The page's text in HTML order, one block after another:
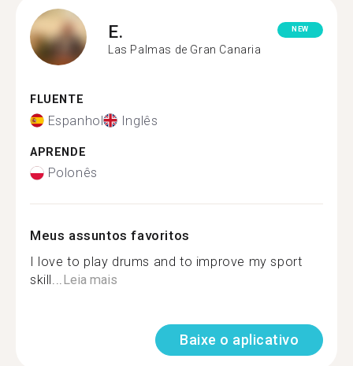
E.
Las Palmas de Gran Canaria
NEW
FLUENTE
Espanhol Inglês
APRENDE
Polonês
Meus assuntos favoritos
I love to play drums and to improve my sport
skill...Leia mais
Baixe o aplicativo